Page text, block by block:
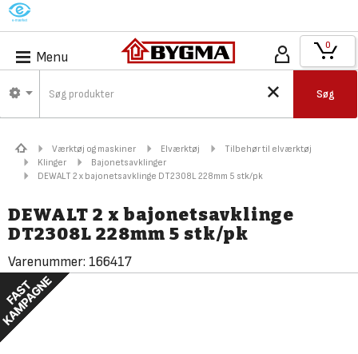
M
Menu
Søg
0
Værktøj og maskiner Elværktøj
Tilbehør til elværktøj
Klinger
Bajonetsavklinger
DEWALT 2 x bajonetsavklinge DT2308L 228mm 5 stk/pk
DEWALT 2 x bajonetsavklinge
DT2308L 228mm 5 stk/pk
Varenummer: 166417